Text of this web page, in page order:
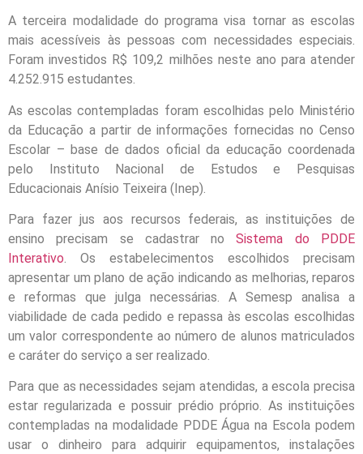
A terceira modalidade do programa visa tornar as escolas
mais acessíveis às pessoas com necessidades especiais.
Foram investidos R$ 109,2 milhões neste ano para atender
4.252.915 estudantes.
As escolas contempladas foram escolhidas pelo Ministério
da Educação a partir de informações fornecidas no Censo
Escolar – base de dados oficial da educação coordenada
pelo Instituto Nacional de Estudos e Pesquisas
Educacionais Anísio Teixeira (Inep).
Para fazer jus aos recursos federais, as instituições de
ensino precisam se cadastrar noSistema do PDDE
Interativo. Os estabelecimentos escolhidos precisam
apresentar um plano de ação indicando as melhorias, reparos
e reformas que julga necessárias. A Semesp analisa a
viabilidade de cada pedido e repassa às escolas escolhidas
um valor correspondente ao número de alunos matriculados
e caráter do serviço a ser realizado.
Para que as necessidades sejam atendidas, a escola precisa
estar regularizada e possuir prédio próprio. As instituições
contempladas na modalidade PDDE Água na Escola podem
usar o dinheiro para adquirir equipamentos, instalações